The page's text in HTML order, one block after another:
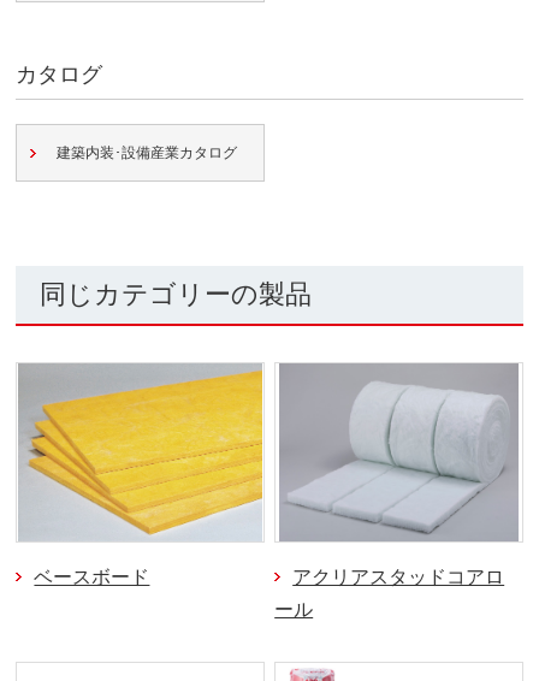
カタログ
建築内装･設備産業カタログ
同じカテゴリーの製品
ベースボード
アクリアスタッドコアロ
ール